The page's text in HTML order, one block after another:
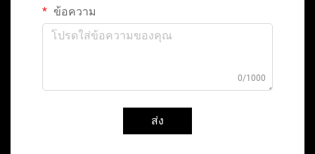
ข้อความ
0/1000
ส่ง